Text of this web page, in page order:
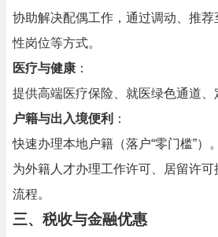
协助解决配偶工作，通过调动、推
性岗位等方式。
医疗与健康 ：
提供高端医疗保险、就医绿色通道、
户籍与出入境便利 ：
快速办理本地户籍（落户“零门槛”）。
为外籍人才办理工作许可、居留许
流程。
三、税收与金融优惠